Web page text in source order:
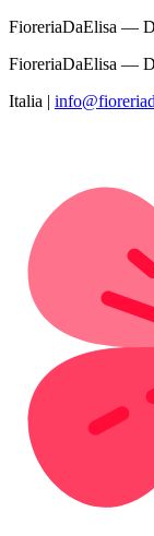
FioreriaDaElisa —
FioreriaDaElisa —
Italia |